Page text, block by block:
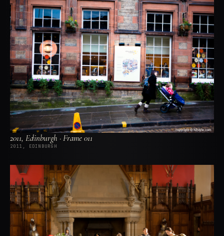
2011, Edinburgh · Frame 011
2011, EDINBURGH